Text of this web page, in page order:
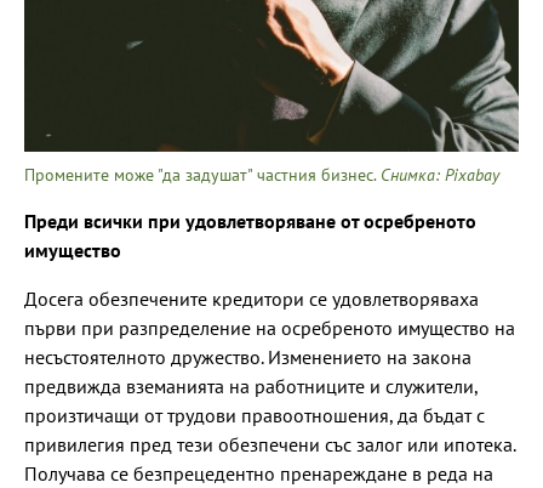
Промените може "да задушат" частния бизнес. Снимка: Pixabay
Преди всички при удовлетворяване от осребреното
имущество
Досега обезпечените кредитори се удовлетворяваха
първи при разпределение на осребреното имущество на
несъстоятелното дружество. Изменението на закона
предвижда вземанията на работниците и служители,
произтичащи от трудови правоотношения, да бъдат с
привилегия пред тези обезпечени със залог или ипотека.
Получава се безпрецедентно пренареждане в реда на